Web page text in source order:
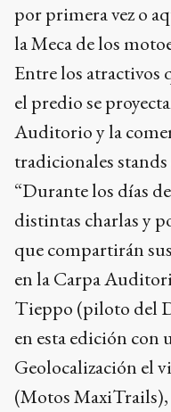
por primera vez o
la Meca de los
Entre los atractivos
el predio se
Auditorio y la
tradicionales
“Durante los días
distintas charlas y
que compartirán
en la Carpa
Tieppo (piloto del
en esta edición con
Geolocalización el
(Motos MaxiTrails),